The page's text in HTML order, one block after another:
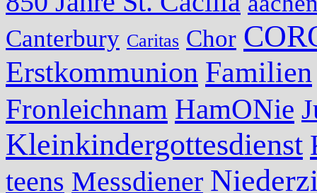
Canterbury Caritas Chor
Erstkommunion Familien
Fronleichnam HamONie
Kleinkindergottesdienst
teens Messdiener